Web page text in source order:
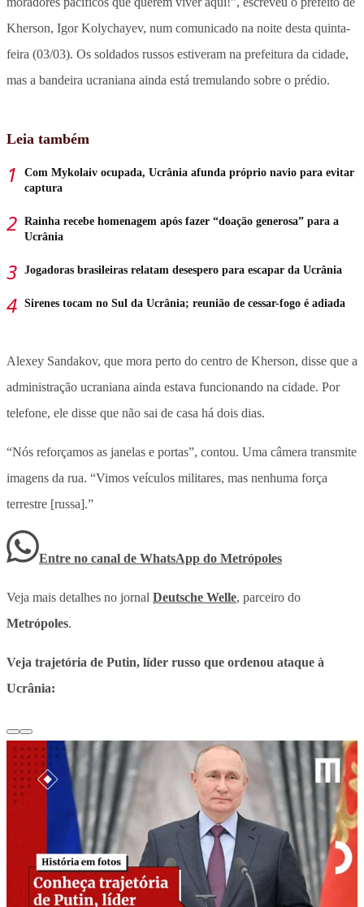
Kherson, Igor Kolychayev, num comunicado na noite desta quinta-
feira (03/03). Os soldados russos estiveram na prefeitura da cidade,
mas a bandeira ucraniana ainda está tremulando sobre o prédio.
Leia também
Com Mykolaiv ocupada, Ucrânia afunda próprio navio para evitar
captura
Rainha recebe homenagem após fazer “doação generosa” para a
Ucrânia
Jogadoras brasileiras relatam desespero para escapar da Ucrânia
Sirenes tocam no Sul da Ucrânia; reunião de cessar-fogo é adiada
Alexey Sandakov, que mora perto do centro de Kherson, disse que a
administração ucraniana ainda estava funcionando na cidade. Por
telefone, ele disse que não sai de casa há dois dias.
“Nós reforçamos as janelas e portas”, contou. Uma câmera transmite
imagens da rua. “Vimos veículos militares, mas nenhuma força
terrestre [russa].”
Entre no canal de WhatsApp do Metrópoles
Veja mais detalhes no jornal Deutsche Welle, parceiro do
Metrópoles.
Veja trajetória de Putin, líder russo que ordenou ataque à
Ucrânia: